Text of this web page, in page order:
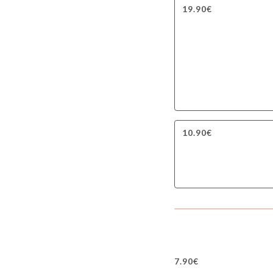
19.90€
10.90€
7.90€